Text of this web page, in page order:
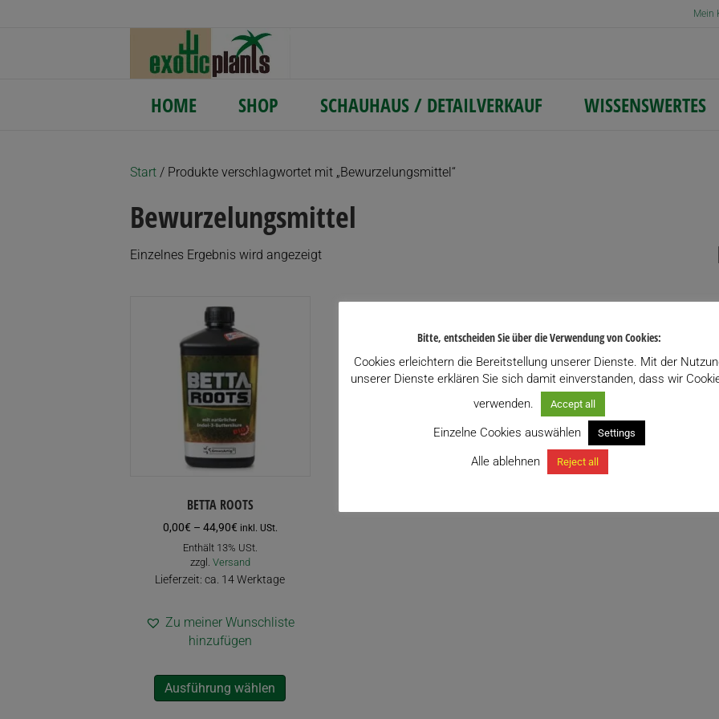
Mein
HOME SHOP SCHAUHAUS / DETAILVERKAUF WISSENSWERTES
Start / Produkte verschlagwortet mit „Bewurzelungsmittel“
Bewurzelungsmittel
Einzelnes Ergebnis wird angezeigt
BETTA ROOTS
0,00€ – 44,90€Preisspanne:
0,00€
bis
44,90€
inkl. USt.
Enthält 13% USt.
zzgl. Versand
Lieferzeit: ca. 14 Werktage
Zu meiner Wunschliste
hinzufügen
Ausführung wählen
Bitte, entscheiden Sie über die Verwendung von Cookies:
Cookies erleichtern die Bereitstellung unserer Dienste. Mit der
unserer Dienste erklären Sie sich damit einverstanden, dass wir
verwenden.
Accept all
Einzelne Cookies auswählen Settings
Alle ablehnen Reject all